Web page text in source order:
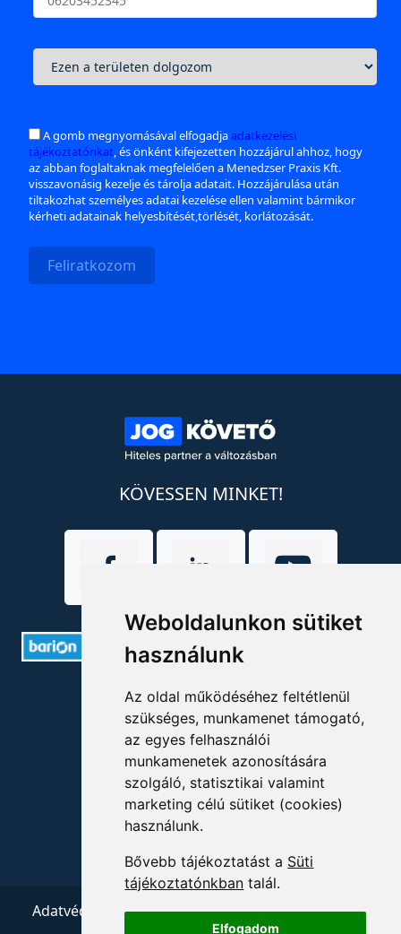
Weboldalunkon sütiket
használunk
Az oldal működéséhez feltétlenül
szükséges, munkamenet támogató,
az egyes felhasználói
munkamenetek azonosítására
szolgáló, statisztikai valamint
marketing célú sütiket (cookies)
használunk.
Bővebb tájékoztatást a Süti
tájékoztatónkban talál.
Elfogadom
A gomb megnyomásával elfogadjaadatkezelési
tájékoztatónkat, és önként kifejezetten hozzájárul ahhoz, hogy
az abban foglaltaknak megfelelően a Menedzser Praxis Kft.
visszavonásig kezelje és tárolja adatait. Hozzájárulása után
tiltakozhat személyes adatai kezelése ellen valamint bármikor
kérheti adatainak helyesbítését,törlését, korlátozását.
Feliratkozom
KÖVESSEN MINKET!
ELÉRHETŐSÉGEK
+36 1 880 7600
info@mprx.hu
Adatvédelem ÁSZF Impresszum Kapcsolat